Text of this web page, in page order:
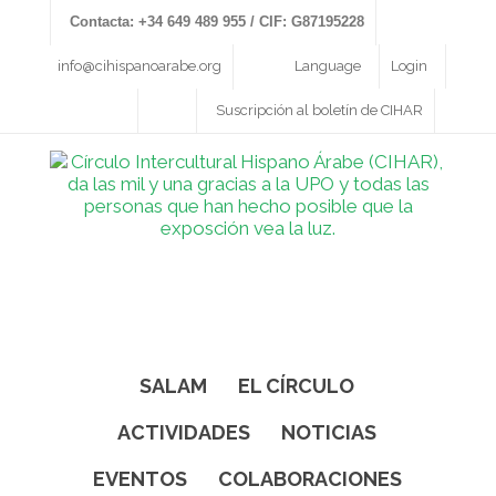
Contacta: +34 649 489 955 / CIF: G87195228
info@cihispanoarabe.org Login
Language
Suscripción al boletín de CIHAR
SALAM
EL CÍRCULO
ACTIVIDADES
NOTICIAS
EVENTOS
COLABORACIONES